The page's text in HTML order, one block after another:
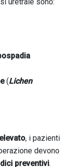
(Lichen
, i pazienti
devono
preventivi.